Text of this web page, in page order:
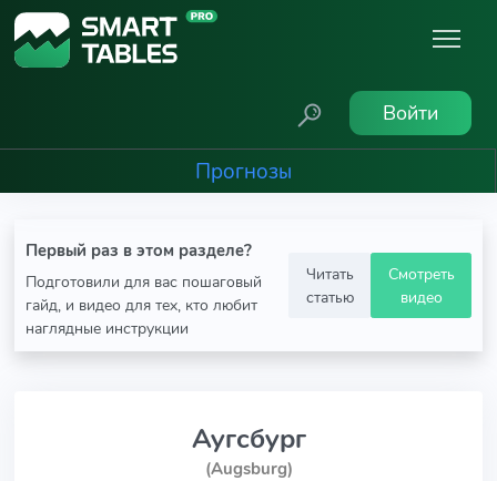
Войти
Прогнозы
Первый раз в этом разделе?
Подготовили для вас пошаговый
гайд, и видео для тех, кто любит
наглядные инструкции
Читать
статью
Смотреть
видео
Аугсбург
(Augsburg)